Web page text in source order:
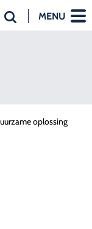
MENU
oplossing